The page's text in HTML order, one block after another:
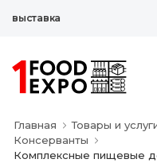
Главная Товары и
Консерванты
Комплексные пищевые